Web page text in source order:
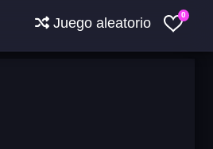
0
Juego aleatorio